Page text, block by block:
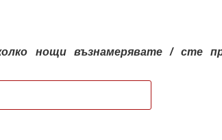
нощи възнамерявате / сте